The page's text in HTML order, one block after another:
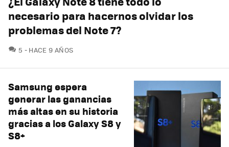
necesario para hacernos olvidar los
problemas del Note 7?
5 COMENTARIOS
HACE 9 AÑOS
Samsung espera
generar las ganancias
más altas en su historia
gracias a los Galaxy S8 y
S8+